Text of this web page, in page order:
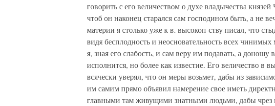
говорить с его величеством о духе владычества
чтоб он наконец старался сам господином быть, а не
материи я столько уже к в. высокоп-ству писал, что
видя бесплодность и неосновательность всех
я, зная его слабость, и сам веру им подавать, а
исполнится, но более как известие. Его величество в
всячески уверял, что он меры возьмет, дабы из
им самим прямо объявил намерение свое иметь
главными там живущими знатными людьми, дабы чрез